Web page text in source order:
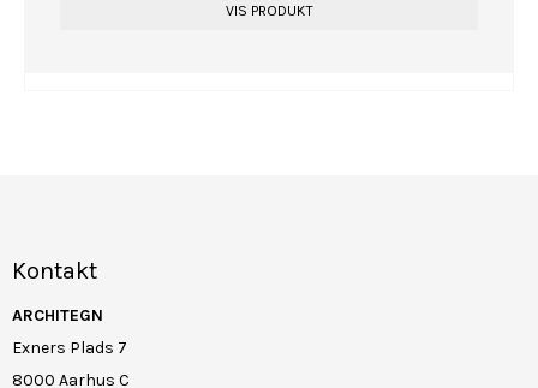
VIS PRODUKT
Kontakt
ARCHITEGN
Exners Plads 7
8000 Aarhus C